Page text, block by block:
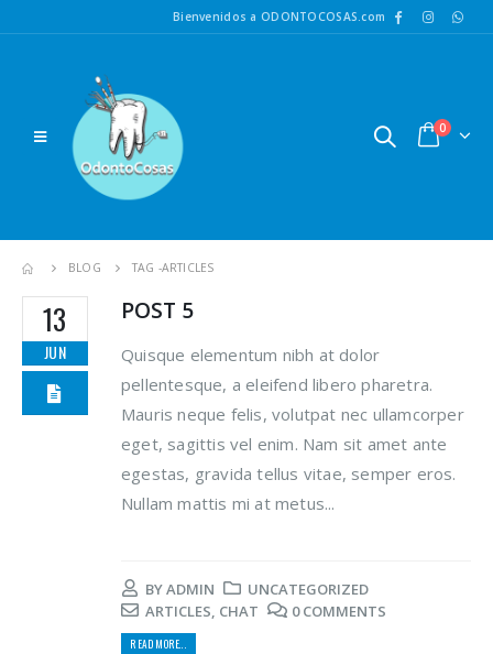
Bienvenidos a ODONTOCOSAS.com
0
BLOG TAG -ARTICLES
13
JUN
POST 5
Quisque elementum nibh at dolor
pellentesque, a eleifend libero pharetra.
Mauris neque felis, volutpat nec ullamcorper
eget, sagittis vel enim. Nam sit amet ante
egestas, gravida tellus vitae, semper eros.
Nullam mattis mi at metus...
BYADMIN
UNCATEGORIZED
ARTICLES, CHAT 0 COMMENTS
READ MORE...